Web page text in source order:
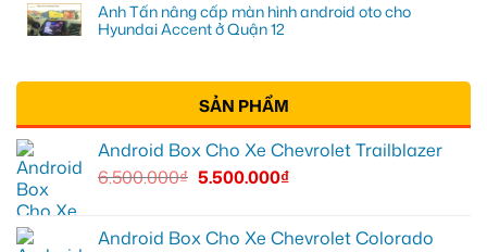
Anh Tấn nâng cấp màn hình android oto cho
Hyundai Accent ở Quận 12
SẢN PHẨM
Android Box Cho Xe Chevrolet Trailblazer
6.500.000₫ 5.500.000₫
Android Box Cho Xe Chevrolet Colorado